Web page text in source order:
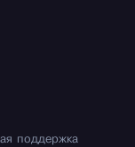
поддержка